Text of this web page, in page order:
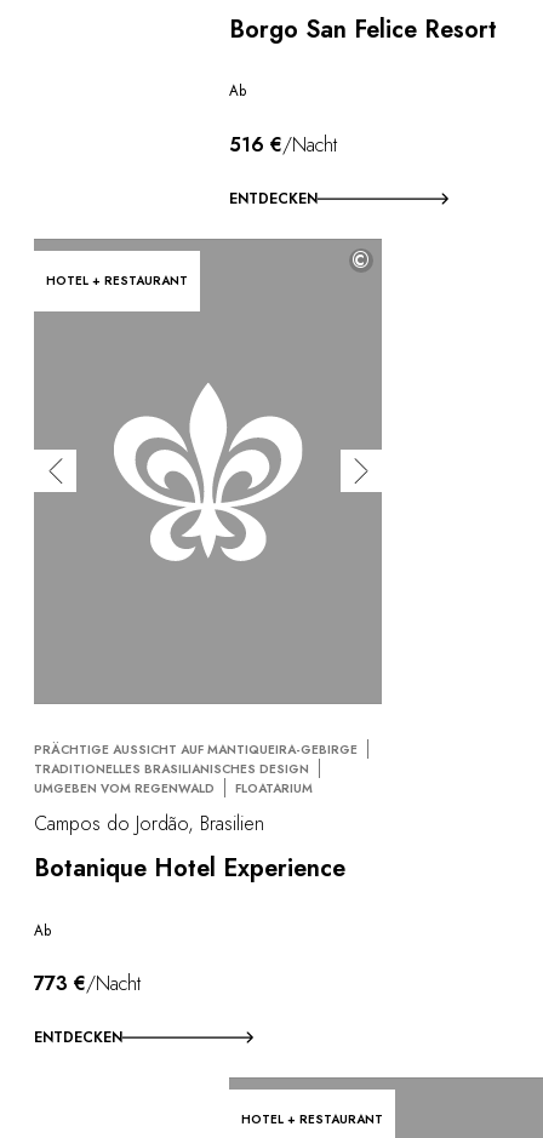
Borgo San Felice Resort
Ab
516 €/Nacht
ENTDECKEN
HOTEL + RESTAURANT
©
PRÄCHTIGE AUSSICHT AUF MANTIQUEIRA-GEBIRGE
TRADITIONELLES BRASILIANISCHES DESIGN
UMGEBEN VOM REGENWALD
FLOATARIUM
Campos do Jordão, Brasilien
Botanique Hotel Experience
Ab
773 €/Nacht
ENTDECKEN
HOTEL + RESTAURANT